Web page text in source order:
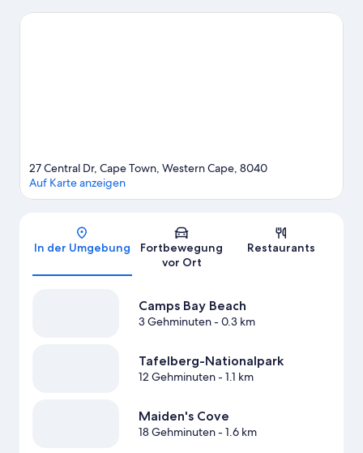
spannenden Events oder einer Sportveranstaltung aufpeppen?
Karte
27 Central Dr, Cape Town, Western Cape, 8040
Auf Karte anzeigen
In der Umgebung
Fortbewegung
vor Ort
Restaurants
Camps Bay Beach
3 Gehminuten- 0.3 km
Tafelberg-Nationalpark
12 Gehminuten- 1.1 km
Maiden's Cove
18 Gehminuten- 1.6 km